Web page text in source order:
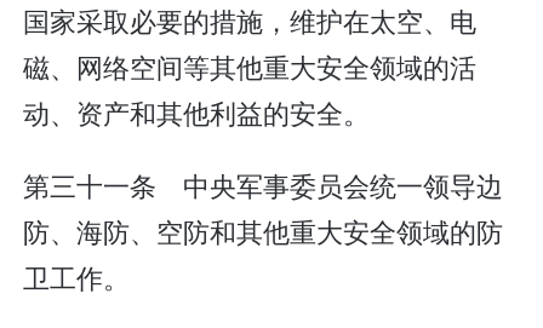
国家采取必要的措施，维护在太空、电
磁、网络空间等其他重大安全领域的活
动、资产和其他利益的安全。
第三十一条 中央军事委员会统一领导边
防、海防、空防和其他重大安全领域的防
卫工作。